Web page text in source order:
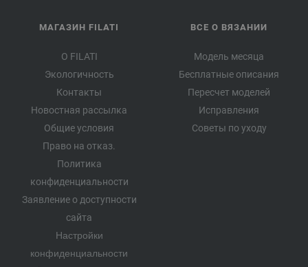
МАГАЗИН FILATI
О FILATI
Экологичность
Контакты
Новостная рассылка
Общие условия
Право на отказ.
Политика
конфиденциальности
Заявление о доступности
сайта
Настройки
конфиденциальности
ВСЕ О ВЯЗАНИИ
Модель месяца
Бесплатные описания
Пересчет моделей
Исправления
Советы по уходу